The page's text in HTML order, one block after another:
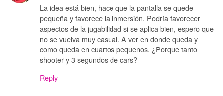
La idea está bien, hace que la pantalla se quede
pequeña y favorece la inmersión. Podría favorecer
aspectos de la jugabilidad si se aplica bien, espero que
no se vuelva muy casual. A ver en donde queda y
como queda en cuartos pequeños. ¿Porque tanto
shooter y 3 segundos de cars?
Reply